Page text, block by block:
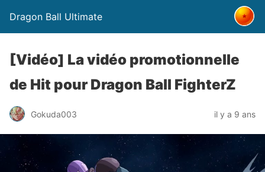
Dragon Ball Ultimate
[Vidéo] La vidéo promotionnelle
de Hit pour Dragon Ball FighterZ
Gokuda003 il y a 9 ans